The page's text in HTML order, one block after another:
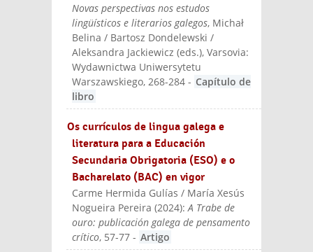
Novas perspectivas nos estudos
lingüísticos e literarios galegos, Michał
Belina / Bartosz Dondelewski /
Aleksandra Jackiewicz (eds.), Varsovia:
Wydawnictwa Uniwersytetu
Warszawskiego, 268-284 - Capítulo de
libro
Os currículos de lingua galega e
literatura para a Educación
Secundaria Obrigatoria (ESO) e o
Bacharelato (BAC) en vigor
Carme Hermida Gulías / María Xesús
Nogueira Pereira (2024):A Trabe de
ouro: publicación galega de pensamento
crítico, 57-77 - Artigo